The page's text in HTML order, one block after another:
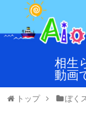
相生
動画
トップ ぼく